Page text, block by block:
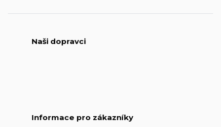
Naši dopravci
Informace pro zákazníky